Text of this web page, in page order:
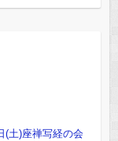
(土)座禅写経の会